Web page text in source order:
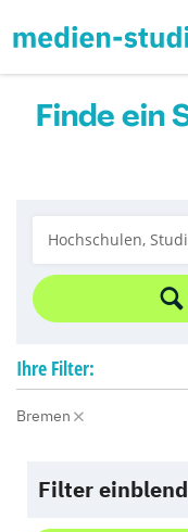
Finde ein
Ihre Filter:
Bremen
Filter